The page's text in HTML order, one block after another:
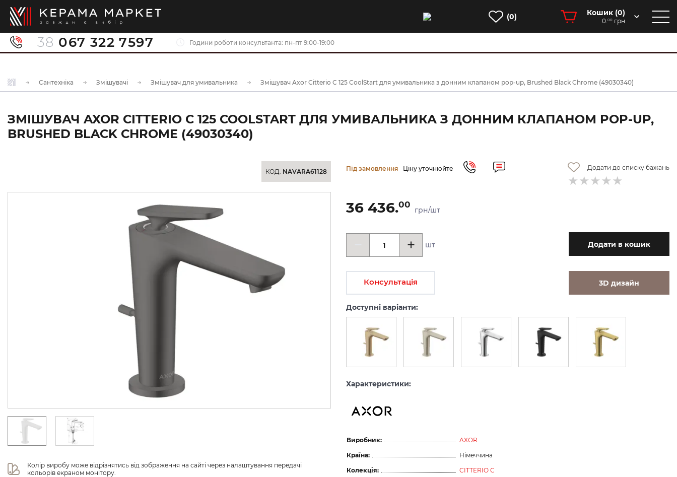
(0) Кошик (0)
0.00 грн
38 067 322 7597 Години роботи консультанта: пн-пт 9:00-19:00
Сантехніка Змішувачі Змішувач для умивальника Змішувач Axor Citterio C 125 CoolStart для умивальника з донним клапаном pop-up, Brushed Black Chrome (49030340)
ЗМІШУВАЧ AXOR CITTERIO C 125 COOLSTART ДЛЯ УМИВАЛЬНИКА З ДОННИМ КЛАПАНОМ POP-UP,
BRUSHED BLACK CHROME (49030340)
КОД: NAVARA61128
Колір виробу може відрізнятись від зображення на сайті через налаштування передачі
кольорів екраном монітору.
Під замовлення Ціну уточнюйте Додати до списку бажань
36 436.00
грн/шт
шт Додати в кошик
Консультація 3D дизайн
Доступні варіанти:
Характеристики:
Виробник:
AXOR
Країна:
Німеччина
Колекція:
CITTERIO C